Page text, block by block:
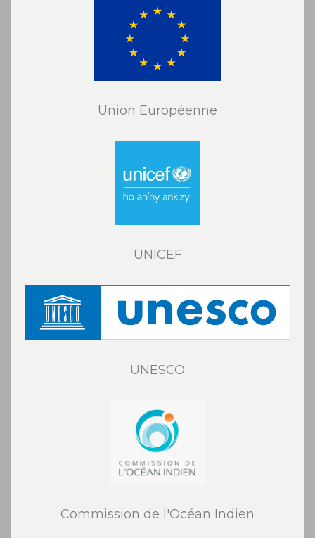
Union Européenne
UNICEF
UNESCO
Commission de l'Océan Indien